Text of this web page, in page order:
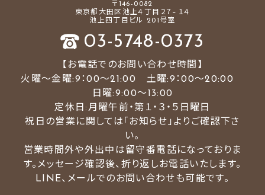
〒146-0082
東京都大田区池上４丁目２７−１４
池上四丁目ビル 201号室
03-5748-0373
【お電話でのお問い合わせ時間】
火曜～金曜:9：00～21:00 土曜:9：00～20:00
日曜:9:00〜13:00
定休日:月曜午前・第１・３・５日曜日
祝日の営業に関しては「お知らせ」よりご確認下さ
い。
営業時間外や外出中は留守番電話になっておりま
す。メッセージ確認後、折り返しお電話いたします。
LINE、メールでのお問い合わせも可能です。